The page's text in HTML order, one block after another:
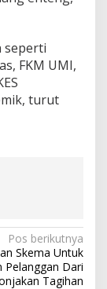
seperti
FKM UMI,
turut
Pos berikutnya
Skema Untuk
Pelanggan Dari
Tagihan